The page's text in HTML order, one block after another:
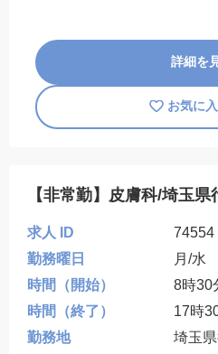
詳細を
お気に
【非常勤】皮膚科/埼玉
求人 ID
74554
勤務曜日
月/水
時間（開始）
8時30
時間（終了）
17時
勤務地
埼玉